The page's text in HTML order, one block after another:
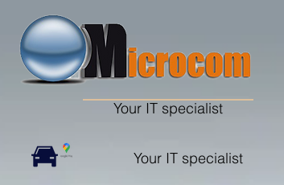
Your IT specialist
Your IT specialist